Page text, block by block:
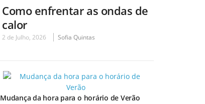
Como enfrentar as ondas de
calor
2 de Julho, 2026 Sofia Quintas
Mudança da hora para o horário de Verão